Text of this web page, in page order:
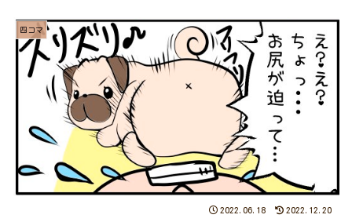
四コマ
2022.06.18 2022.12.20